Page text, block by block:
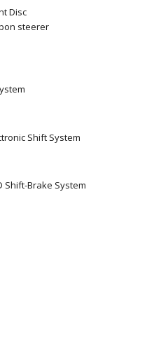
Disc
steerer
Shift System
Shift-Brake System